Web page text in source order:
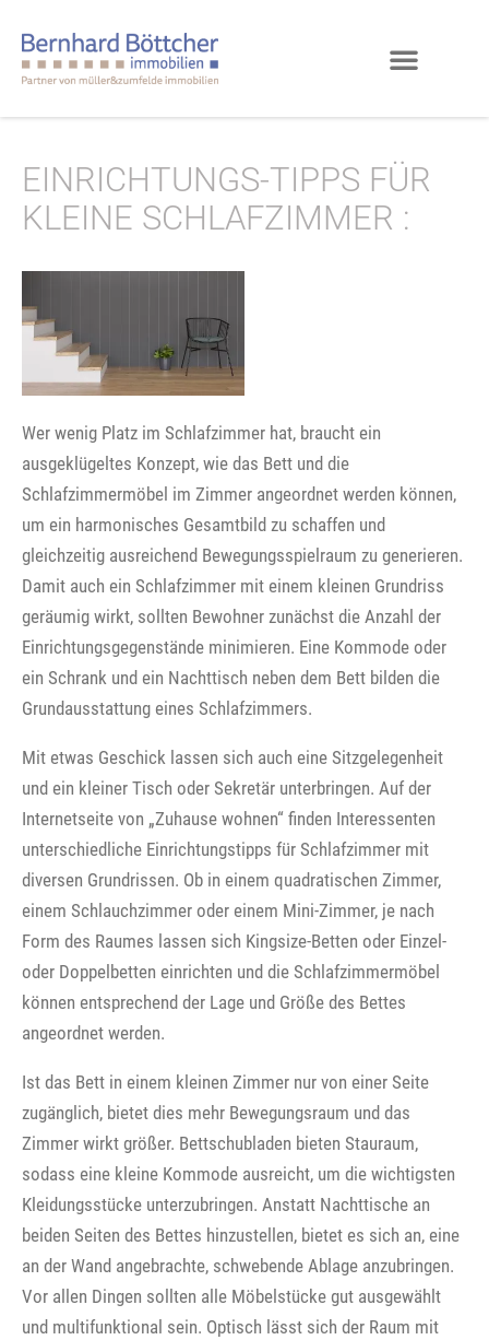
EINRICHTUNGS-TIPPS FÜR
KLEINE SCHLAFZIMMER :
Wer wenig Platz im Schlafzimmer hat, braucht ein
ausgeklügeltes Konzept, wie das Bett und die
Schlafzimmermöbel im Zimmer angeordnet werden können,
um ein harmonisches Gesamtbild zu schaffen und
gleichzeitig ausreichend Bewegungsspielraum zu generieren.
Damit auch ein Schlafzimmer mit einem kleinen Grundriss
geräumig wirkt, sollten Bewohner zunächst die Anzahl der
Einrichtungsgegenstände minimieren. Eine Kommode oder
ein Schrank und ein Nachttisch neben dem Bett bilden die
Grundausstattung eines Schlafzimmers.
Mit etwas Geschick lassen sich auch eine Sitzgelegenheit
und ein kleiner Tisch oder Sekretär unterbringen. Auf der
Internetseite von „Zuhause wohnen“ finden Interessenten
unterschiedliche Einrichtungstipps für Schlafzimmer mit
diversen Grundrissen. Ob in einem quadratischen Zimmer,
einem Schlauchzimmer oder einem Mini-Zimmer, je nach
Form des Raumes lassen sich Kingsize-Betten oder Einzel-
oder Doppelbetten einrichten und die Schlafzimmermöbel
können entsprechend der Lage und Größe des Bettes
angeordnet werden.
Ist das Bett in einem kleinen Zimmer nur von einer Seite
zugänglich, bietet dies mehr Bewegungsraum und das
Zimmer wirkt größer. Bettschubladen bieten Stauraum,
sodass eine kleine Kommode ausreicht, um die wichtigsten
Kleidungsstücke unterzubringen. Anstatt Nachttische an
beiden Seiten des Bettes hinzustellen, bietet es sich an, eine
an der Wand angebrachte, schwebende Ablage anzubringen.
Vor allen Dingen sollten alle Möbelstücke gut ausgewählt
und multifunktional sein. Optisch lässt sich der Raum mit